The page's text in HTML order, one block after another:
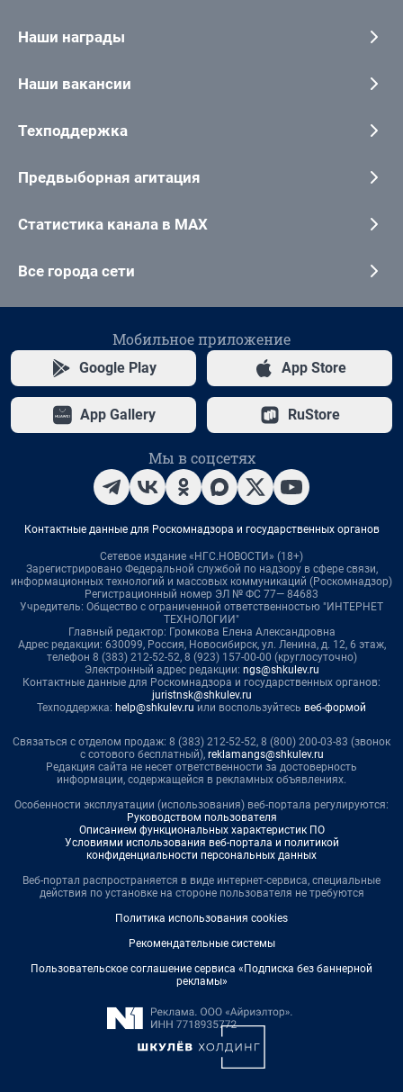
Наши награды
Наши вакансии
Техподдержка
Предвыборная агитация
Статистика канала в MAX
Все города сети
Мобильное приложение
Google Play App Store
App Gallery RuStore
Мы в соцсетях
Контактные данные для Роскомнадзора и государственных органов
Сетевое издание «НГС.НОВОСТИ» (18+)
Зарегистрировано Федеральной службой по надзору в сфере связи,
информационных технологий и массовых коммуникаций (Роскомнадзор)
Регистрационный номер ЭЛ № ФС 77— 84683
Учредитель: Общество с ограниченной ответственностью "ИНТЕРНЕТ
ТЕХНОЛОГИИ"
Главный редактор: Громкова Елена Александровна
Адрес редакции: 630099, Россия, Новосибирск, ул. Ленина, д. 12, 6 этаж,
телефон 8 (383) 212-52-52, 8 (923) 157-00-00 (круглосуточно)
Электронный адрес редакции: ngs@shkulev.ru
Контактные данные для Роскомнадзора и государственных органов:
juristnsk@shkulev.ru
Техподдержка: help@shkulev.ru или воспользуйтесь веб-формой
Связаться с отделом продаж: 8 (383) 212-52-52, 8 (800) 200-03-83 (звонок
с сотового бесплатный), reklamangs@shkulev.ru
Редакция сайта не несет ответственности за достоверность
информации, содержащейся в рекламных объявлениях.
Особенности эксплуатации (использования) веб-портала регулируются:
Руководством пользователя
Описанием функциональных характеристик ПО
Условиями использования веб-портала и политикой
конфиденциальности персональных данных
Веб-портал распространяется в виде интернет-сервиса, специальные
действия по установке на стороне пользователя не требуются
Политика использования cookies
Рекомендательные системы
Пользовательское соглашение сервиса «Подписка без баннерной
рекламы»